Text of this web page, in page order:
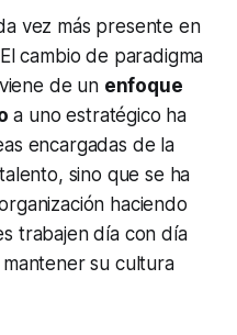
vez más presente en
cambio de paradigma
de un enfoque
a uno estratégico ha
encargadas de la
sino que se ha
haciendo
trabajen día con día
su cultura